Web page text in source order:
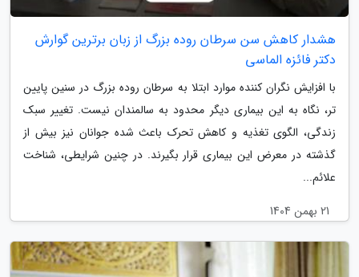
هشدار کاهش سن سرطان روده بزرگ از زبان برترین گوارش
دکتر فائزه الماسی
با افزایش نگران کننده موارد ابتلا به سرطان روده بزرگ در سنین پایین
تر، نگاه به این بیماری دیگر محدود به سالمندان نیست. تغییر سبک
زندگی، الگوی تغذیه و کاهش تحرک باعث شده جوانان نیز بیش از
گذشته در معرض این بیماری قرار بگیرند. در چنین شرایطی، شناخت
علائم...
21 بهمن 1404